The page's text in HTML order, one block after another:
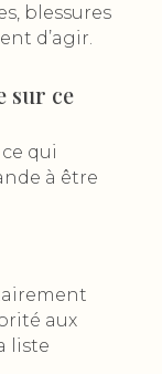
blessures
d’agir.
sur ce
qui
à être
aux
liste